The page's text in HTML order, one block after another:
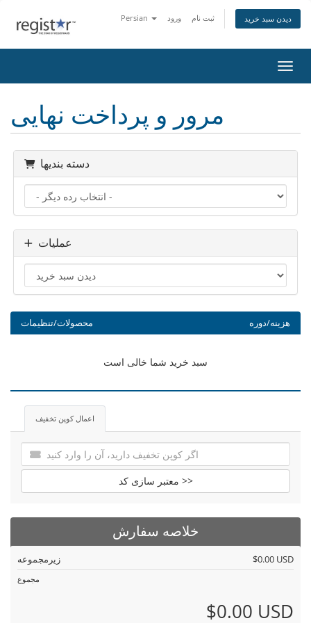
Persian ورود ثبت نام دیدن سبد خرید
مرور و پرداخت نهایی
دسته بندیها
عملیات
محصولات/تنظیمات هزینه/دوره
سبد خرید شما خالی است
اعمال کوپن تخفیف
معتبر سازی کد >>
خلاصه سفارش
زیرمجموعه $0.00 USD
مجموع
$0.00 USD